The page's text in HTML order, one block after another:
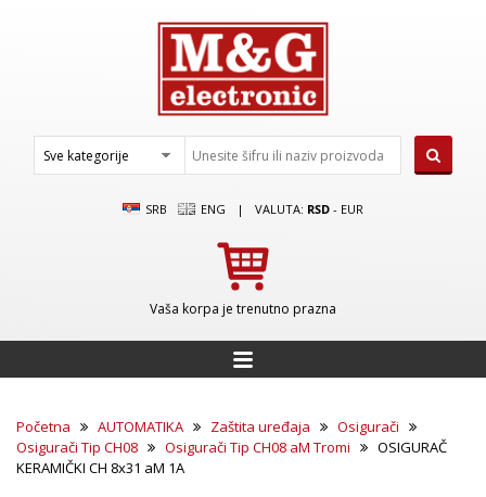
SRB ENG | VALUTA: RSD - EUR
Vaša korpa je trenutno prazna
Početna AUTOMATIKA Zaštita uređaja
Osigurači
Osigurači Tip CH08
Osigurači Tip CH08 aM Tromi
OSIGURAČ
KERAMIČKI CH 8x31 aM 1A